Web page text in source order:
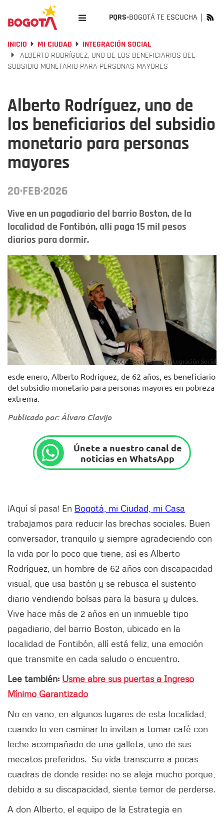
PQRS-BOGOTÁ TE ESCUCHA
INICIO MI CIUDAD
INTEGRACIÓN SOCIAL
ALBERTO RODRÍGUEZ, UNO DE LOS BENEFICIARIOS DEL
SUBSIDIO MONETARIO PARA PERSONAS MAYORES
Alberto Rodríguez, uno de
los beneficiarios del subsidio
monetario para personas
mayores
20·FEB·2026
Vive en un pagadiario del barrio Boston, de la
localidad de Fontibón, allí paga 15 mil pesos
diarios para dormir.
Foto: Secretaría de Integración Social
esde enero, Alberto Rodríguez, de 62 años, es beneficiario
del subsidio monetario para personas mayores en pobreza
extrema.
Publicado por: Álvaro Clavijo
Únete a nuestro canal de
noticias en WhatsApp
¡Aquí sí pasa! En Bogotá, mi Ciudad, mi Casa
trabajamos para reducir las brechas sociales. Buen
conversador, tranquilo y siempre agradeciendo con
la vida por lo poco que tiene, así es Alberto
Rodríguez, un hombre de 62 años con discapacidad
visual, que usa bastón y se rebusca el sustento
diario vendiendo bolsas para la basura y dulces.
Vive hace más de 2 años en un inmueble tipo
pagadiario, del barrio Boston, ubicado en la
localidad de Fontibón, allí está feliz, una emoción
que transmite en cada saludo o encuentro.
Lee también: Usme abre sus puertas a Ingreso
Mínimo Garantizado
No en vano, en algunos lugares de esta localidad,
cuando lo ven caminar lo invitan a tomar café con
leche acompañado de una galleta, uno de sus
mecatos preferidos. Su vida transcurre a pocas
cuadras de donde reside; no se aleja mucho porque,
debido a su discapacidad, siente temor de perderse.
A don Alberto, el equipo de la Estrategia en